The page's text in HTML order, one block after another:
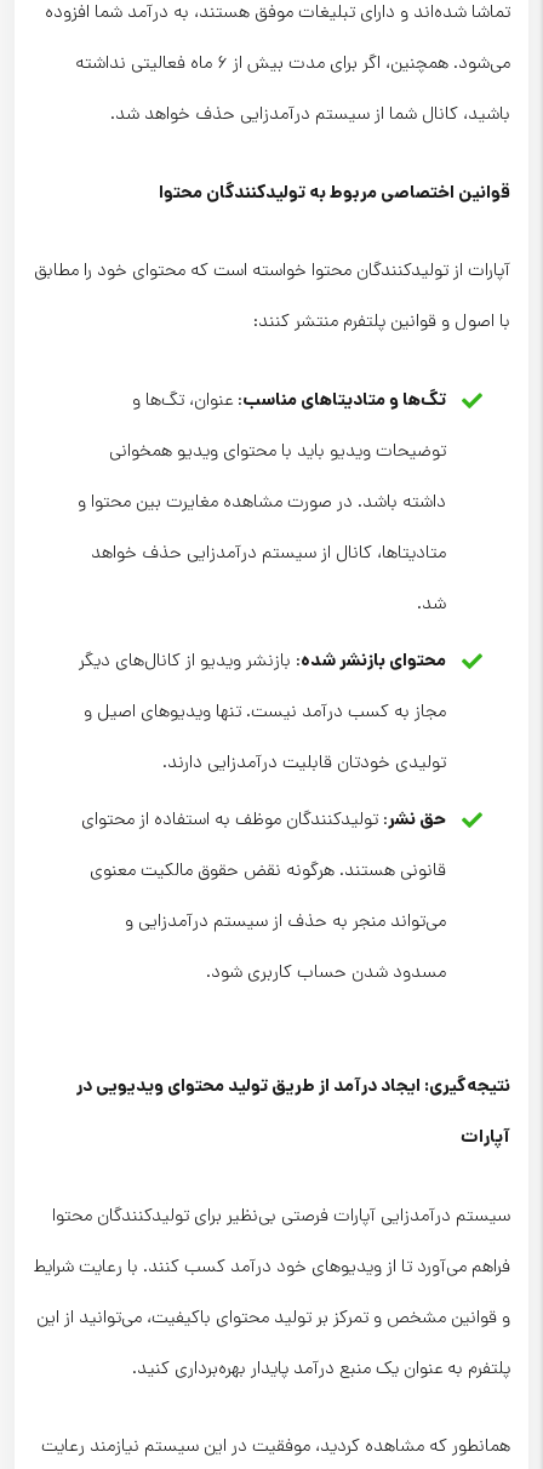
تماشا شده‌اند و دارای تبلیغات موفق هستند، به درآمد شما افزوده
می‌شود. همچنین، اگر برای مدت بیش از ۶ ماه فعالیتی نداشته
باشید، کانال شما از سیستم درآمدزایی حذف خواهد شد.
قوانین اختصاصی مربوط به تولیدکنندگان محتوا
آپارات از تولیدکنندگان محتوا خواسته است که محتوای خود را مطابق
با اصول و قوانین پلتفرم منتشر کنند:
تگ‌ها و متادیتاهای مناسب: عنوان، تگ‌ها و
توضیحات ویدیو باید با محتوای ویدیو همخوانی
داشته باشد. در صورت مشاهده مغایرت بین محتوا و
متادیتاها، کانال از سیستم درآمدزایی حذف خواهد
شد.
محتوای بازنشر شده: بازنشر ویدیو از کانال‌های دیگر
مجاز به کسب درآمد نیست. تنها ویدیوهای اصیل و
تولیدی خودتان قابلیت درآمدزایی دارند.
حق نشر: تولیدکنندگان موظف به استفاده از محتوای
قانونی هستند. هرگونه نقض حقوق مالکیت معنوی
می‌تواند منجر به حذف از سیستم درآمدزایی و
مسدود شدن حساب کاربری شود.
نتیجه‌گیری: ایجاد درآمد از طریق تولید محتوای ویدیویی در
آپارات
سیستم درآمدزایی آپارات فرصتی بی‌نظیر برای تولیدکنندگان محتوا
فراهم می‌آورد تا از ویدیوهای خود درآمد کسب کنند. با رعایت شرایط
و قوانین مشخص و تمرکز بر تولید محتوای باکیفیت، می‌توانید از این
پلتفرم به عنوان یک منبع درآمد پایدار بهره‌برداری کنید.
همانطور که مشاهده کردید، موفقیت در این سیستم نیازمند رعایت